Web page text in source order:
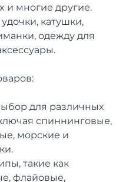
и многие другие.
катушки,
одежду для
для различных
спиннинговые,
морские и
такие как
флайовые,